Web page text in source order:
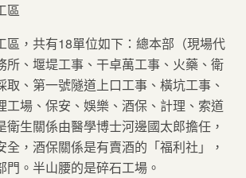
區
區，共有18單位如下：總本部（現場代
所、堰堤工事、干卓萬工事、火藥、衛
取、第一號隧道上口工事、橫坑工事、
工場、保安、娛樂、酒保、計理、索道
衛生關係由醫學博士河邊國太郎擔任，
全，酒保關係是有賣酒的「福利社」，
門。半山腰的是碎石工場。